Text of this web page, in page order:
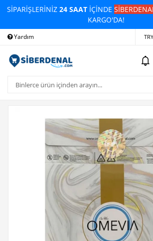
SİPARİŞLERİNİZ24 SAAT İÇİNDE
KARGO'DA!
Yardım Ödeme